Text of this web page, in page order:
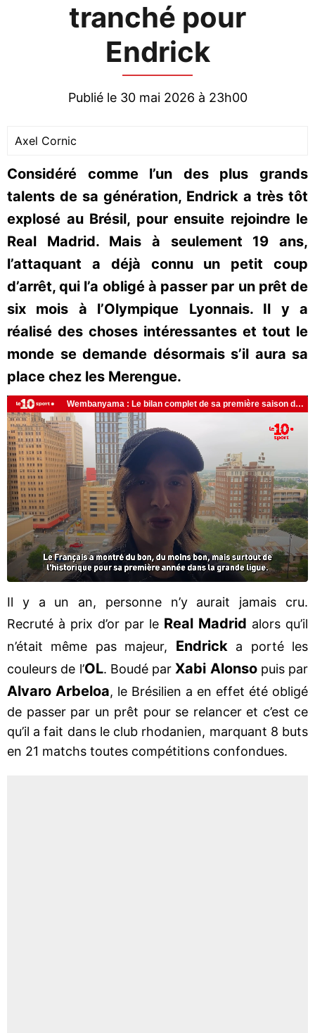
tranché pour
Endrick
Publié le 30 mai 2026 à 23h00
Axel Cornic
Considéré comme l’un des plus grands
talents de sa génération, Endrick a très tôt
explosé au Brésil, pour ensuite rejoindre le
Real Madrid. Mais à seulement 19 ans,
l’attaquant a déjà connu un petit coup
d’arrêt, qui l’a obligé à passer par un prêt de
six mois à l’Olympique Lyonnais. Il y a
réalisé des choses intéressantes et tout le
monde se demande désormais s’il aura sa
place chez les Merengue.
Il y a un an, personne n’y aurait jamais cru.
Recruté à prix d’or par le Real Madrid alors qu’il
n’était même pas majeur, Endrick
a porté les
couleurs de l’OL. Boudé parXabi Alonsopuis par
Alvaro Arbeloa, le Brésilien a en effet été obligé
de passer par un prêt pour se relancer et c’est ce
qu’il a fait dans le club rhodanien, marquant 8 buts
en 21 matchs toutes compétitions confondues.